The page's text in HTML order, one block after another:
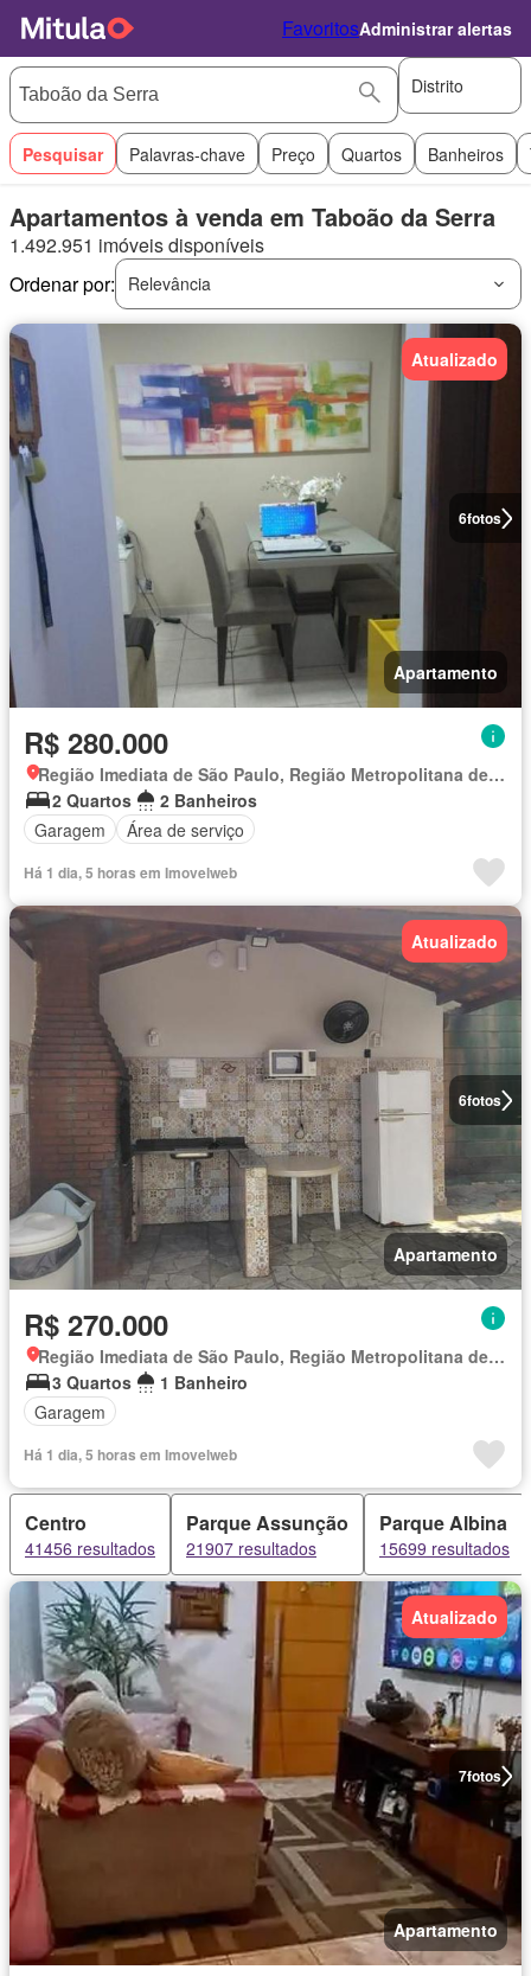
FavoritosAdministrar alertas
Distrito
Pesquisar Palavras-chave Preço Quartos Banheiros
Apartamentos à venda em Taboão da Serra
1.492.951 imóveis disponíveis
Ordenar por:
Relevância
6fotos
Atualizado
Apartamento
R$ 280.000
Região Imediata de São Paulo, Região Metropolitana de São Paulo
2 Quartos
2 Banheiros
Garagem
Área de serviço
Há 1 dia, 5 horas em Imovelweb
6fotos
Atualizado
Apartamento
R$ 270.000
Região Imediata de São Paulo, Região Metropolitana de São Paulo
3 Quartos
1 Banheiro
Garagem
Há 1 dia, 5 horas em Imovelweb
Centro
41456 resultados
Parque Assunção
21907 resultados
Parque Albina
15699 resultados
7fotos
Atualizado
Apartamento